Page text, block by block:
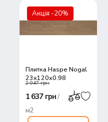
Акція -20%
Плитка Haspe Nogal
23x120x0,98
2 047 грн
1 637 грн/
м2